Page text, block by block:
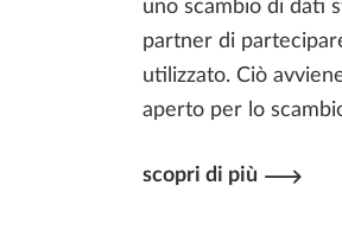
uno scambio di dati
partner di
utilizzato. Ciò
aperto per lo
scopri di più